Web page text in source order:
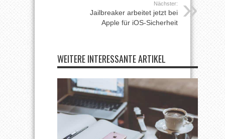
Nächster:
Jailbreaker arbeitet jetzt bei
Apple für iOS-Sicherheit
WEITERE INTERESSANTE ARTIKEL